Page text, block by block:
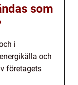
som
i
och
företagets